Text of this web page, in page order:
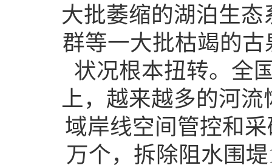
大批萎缩的湖泊生
群等一大批枯竭的
状况根本扭转。全
上，越来越多的河
域岸线空间管控和
万个，拆除阻水围